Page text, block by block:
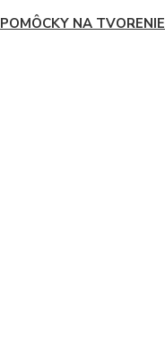
POMÔCKY NA TVORENIE